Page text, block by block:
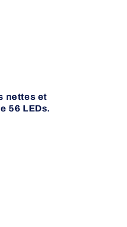
nettes et
56 LEDs.